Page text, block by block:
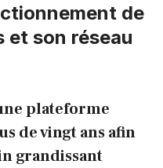
de
et son réseau
plateforme
de vingt ans afin
grandissant